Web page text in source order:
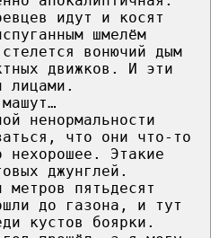
идут и косят
шмелём
вонючий дым
движков. И эти
лицами.
ненормальности
что они что-то
нехорошее. Этакие
джунглей.
пятьдесят
до газона, и тут
кустов боярки.